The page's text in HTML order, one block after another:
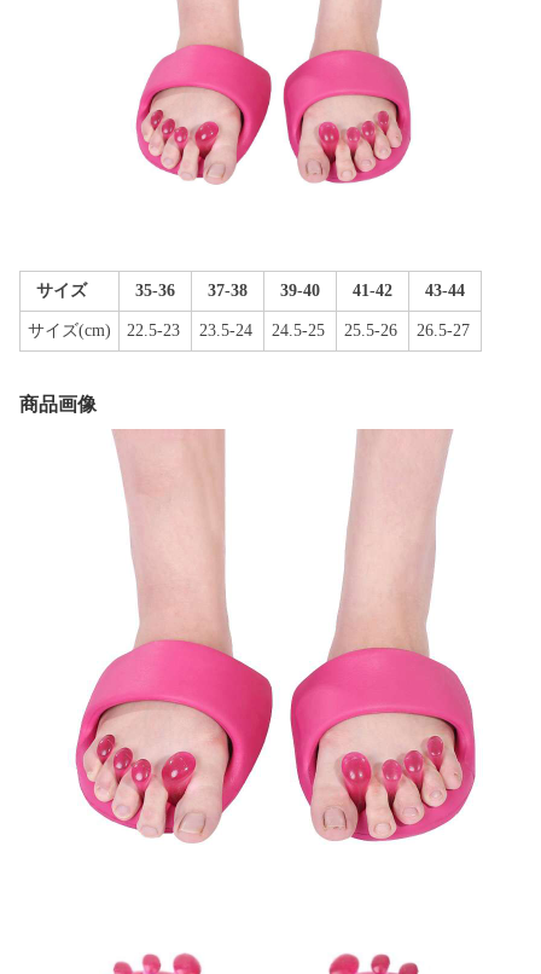
サイズ 35-36 37-38 39-40 41-42 43-44
サイズ(cm) 22.5-23 23.5-24 24.5-25 25.5-26 26.5-27
商品画像